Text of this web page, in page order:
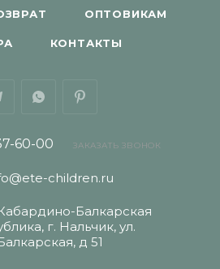
ОПТОВИКАМ
КОНТАКТЫ
60-00 ЗАКАЗАТЬ ЗВОНОК
children.ru
Балкарская
г. Нальчик, ул.
д 51